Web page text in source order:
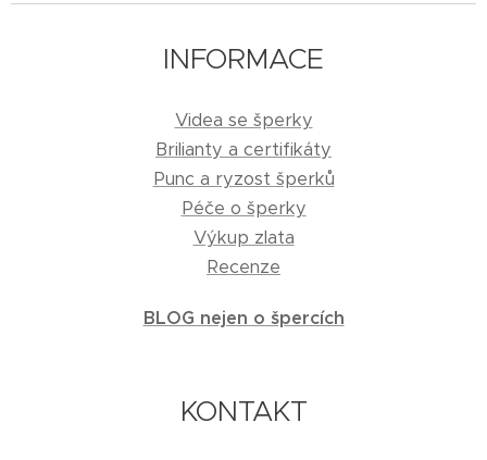
INFORMACE
Videa se šperky
Brilianty a certifikáty
Punc a ryzost šperků
Péče o šperky
Výkup zlata
Recenze
BLOG nejen o špercích
KONTAKT